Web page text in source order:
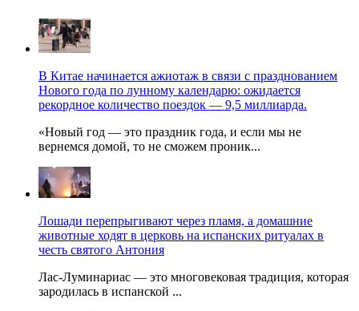
В Китае начинается ажиотаж в связи с празднованием
Нового года по лунному календарю: ожидается
рекордное количество поездок — 9,5 миллиарда.
«Новый год — это праздник года, и если мы не
вернемся домой, то не сможем проник...
Лошади перепрыгивают через пламя, а домашние
животные ходят в церковь на испанских ритуалах в
честь святого Антония
Лас-Луминариас — это многовековая традиция, которая
зародилась в испанской ...